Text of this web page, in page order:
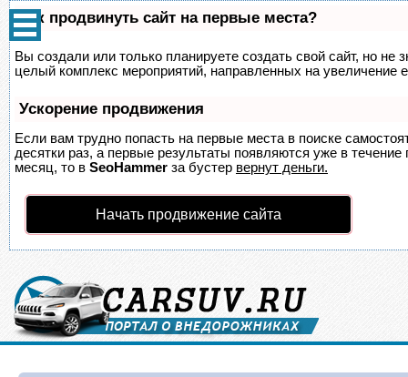
Как продвинуть сайт на первые места?
Вы создали или только планируете создать свой сайт, но не
целый комплекс мероприятий, направленных на увеличение
Ускорение продвижения
Если вам трудно попасть на первые места в поиске
десятки раз, а первые результаты появляются уже в
месяц, то в SeoHammer за бустер вернут деньги.
Начать продвижение сайта